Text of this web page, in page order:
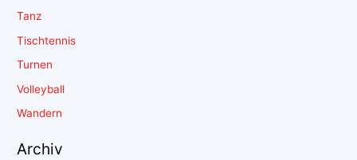
Tanz
Tischtennis
Turnen
Volleyball
Wandern
Archiv